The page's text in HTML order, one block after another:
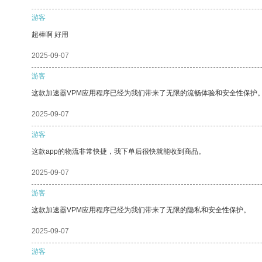
游客
超棒啊 好用
2025-09-07
游客
这款加速器VPM应用程序已经为我们带来了无限的流畅体验和安全性保护
2025-09-07
游客
这款app的物流非常快捷，我下单后很快就能收到商品。
2025-09-07
游客
这款加速器VPM应用程序已经为我们带来了无限的隐私和安全性保护。
2025-09-07
游客